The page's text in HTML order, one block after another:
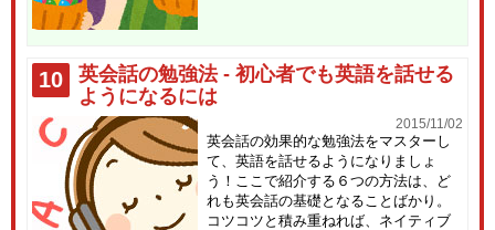
10
英会話の勉強法 - 初心者でも英語を話せる
ようになるには
2015/11/02
英会話の効果的な勉強法をマスターし
て、英語を話せるようになりましょ
う！ここで紹介する６つの方法は、ど
れも英会話の基礎となることばかり。
コツコツと積み重ねれば、ネイティブ